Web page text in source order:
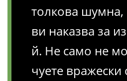
толкова шумна,
ви наказва за
й. Не само не
чуете вражески